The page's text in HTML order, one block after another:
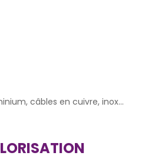
câbles en cuivre, inox...